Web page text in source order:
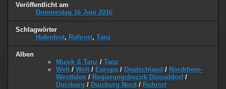
Veröffentlicht am
Donnerstag 16 Juni 2016
Schlagwörter
Hafenfest, Ruhrort, Tanz
Alben
Musik & Tanz / Tanz
Welt / Welt / Europa / Deutschland / Nordrhein-
Westfalen / Regierungsbezirk Düsseldorf/
Duisburg / Duisburg Nord / Ruhrort